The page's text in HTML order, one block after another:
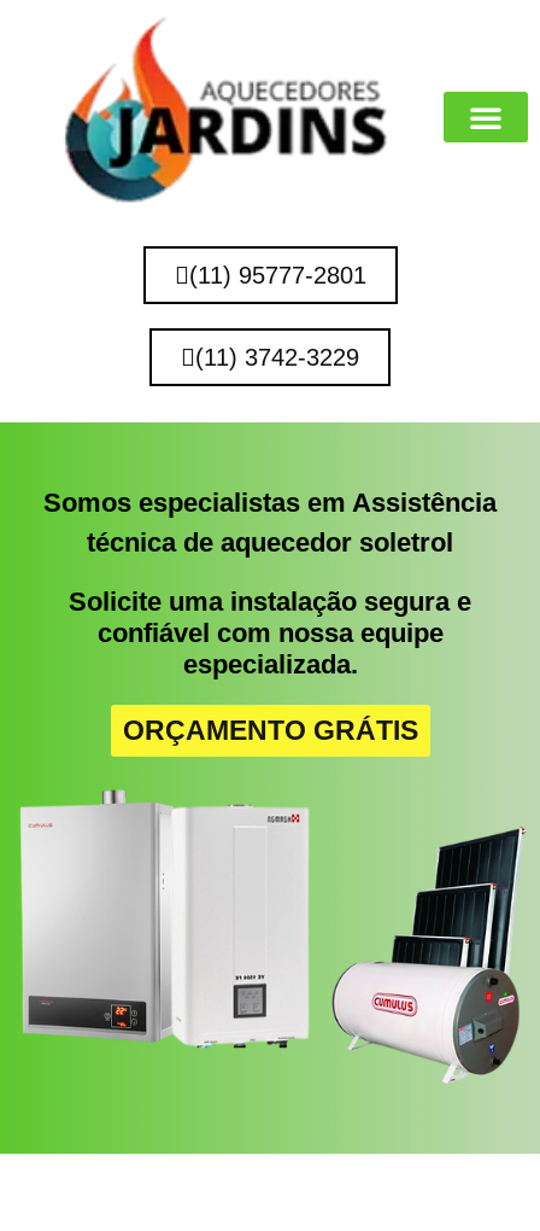
(11) 95777-2801
(11) 3742-3229
Somos especialistas em Assistência
técnica de aquecedor soletrol
Solicite uma instalação segura e
confiável com nossa equipe
especializada.
ORÇAMENTO GRÁTIS